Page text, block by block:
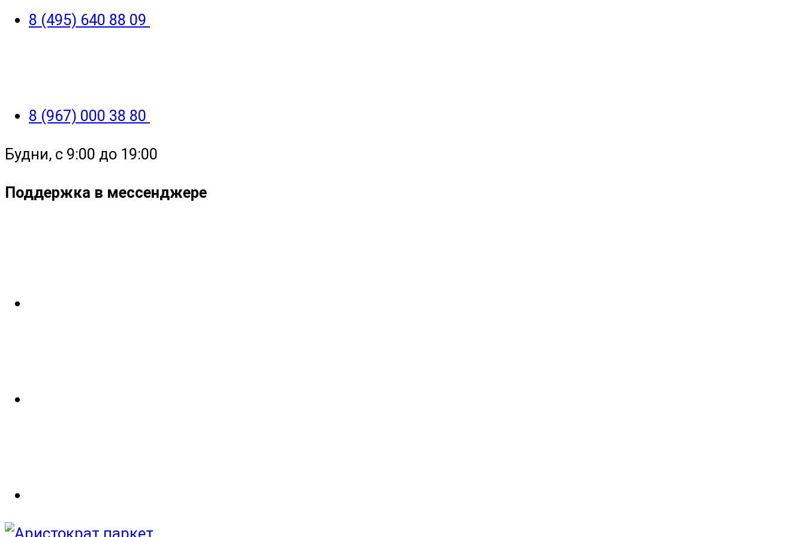
8 (495) 640 88 09
8 (967) 000 38 80
Будни, с 9:00 до 19:00
Поддержка в мессенджере